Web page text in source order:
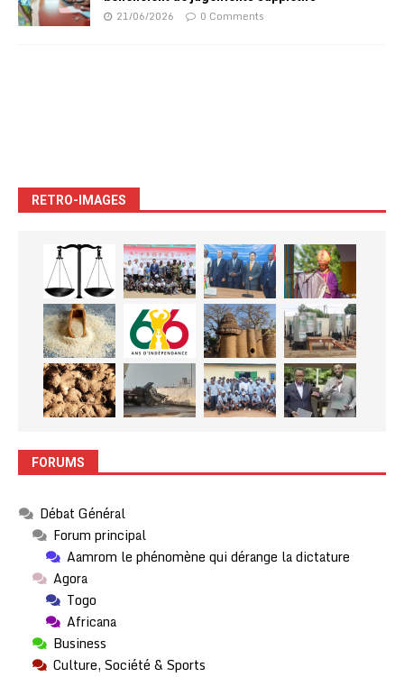
21/06/2026 0 Comments
RETRO-IMAGES
FORUMS
Débat Général
Forum principal
Aamrom le phénomène qui dérange la dictature
Agora
Togo
Africana
Business
Culture, Société & Sports